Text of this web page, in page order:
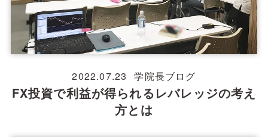
2022.07.23 学院長ブログ
FX投資で利益が得られるレバレッジの考え
方とは